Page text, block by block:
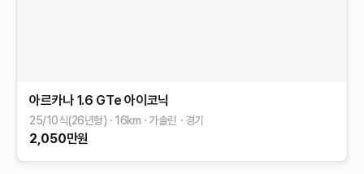
아르카나 1.6 GTe 아이코닉
25/10식(26년형) 16km 가솔린 경기
2,050만원